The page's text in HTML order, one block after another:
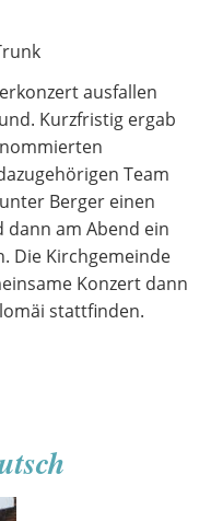
ausfallen
Kurzfristig ergab
Team
Berger einen
am Abend ein
Die Kirchgemeinde
Konzert dann
stattfinden.